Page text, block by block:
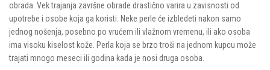
obrada. Vek trajanja završne obrade drastično varira u zavisnosti od
upotrebe i osobe koja ga koristi. Neke perle će izbledeti nakon samo
jednog nošenja, posebno po vrućem ili vlažnom vremenu, ili ako osoba
ima visoku kiselost kože. Perla koja se brzo troši na jednom kupcu može
trajati mnogo meseci ili godina kada je nosi druga osoba.